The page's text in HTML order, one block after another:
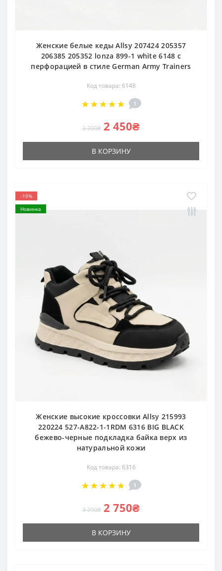
Женские белые кеды Allsy 207424 205357
206385 205352 lonza 899-1 white 6148 с
перфорацией в стиле German Army Trainers
Код товара: 6148
1
3 300₴ 2 450₴
В КОРЗИНУ
-19%
Новинка
Женские высокие кроссовки Allsy 215993
220224 527-A822-1-1RDM 6316 BIG BLACK
бежево-черные подкладка байка верх из
натуральной кожи
Код товара: 6316
1
3 390₴ 2 750₴
В КОРЗИНУ